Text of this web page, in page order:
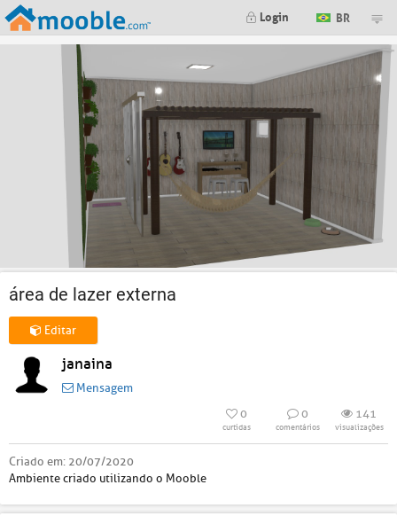
Login BR
área de lazer externa
Editar
janaina
Mensagem
0
curtidas
0
comentários
141
visualizações
Criado em: 20/07/2020
Ambiente criado utilizando o Mooble